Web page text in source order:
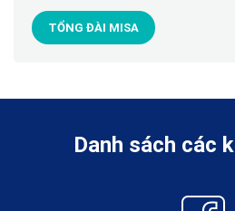
TỔNG ĐÀI MISA
Danh sách các